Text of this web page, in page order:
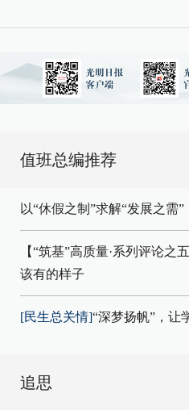
值班总编推荐
以“休假之制”求解“发展之需”
【“筑基”高质量·系列评论之
该有的样子
[民生总关情]“深梦扬帆”，让
追思